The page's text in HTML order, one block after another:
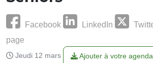
Facebook LinkedIn
page
Jeudi 12 mars Ajouter à votre agenda